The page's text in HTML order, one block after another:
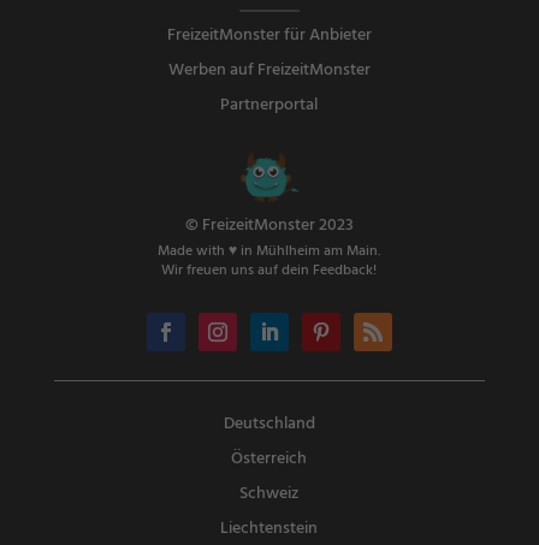
FreizeitMonster für Anbieter
Werben auf FreizeitMonster
Partnerportal
© FreizeitMonster 2023
Made with ♥ in Mühlheim am Main.
Wir freuen uns auf dein Feedback!
Deutschland
Österreich
Schweiz
Liechtenstein